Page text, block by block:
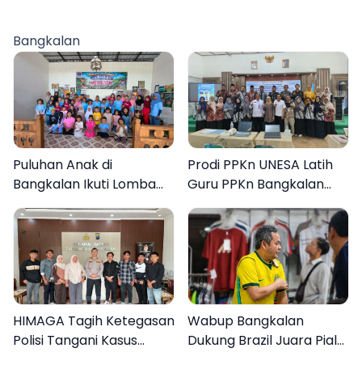
Bangkalan
Puluhan Anak di
Bangkalan Ikuti Lomba
Mewarnai Bertema
Liburan Keluarga
Prodi PPKn UNESA Latih
Guru PPKn Bangkalan
dengan Pembelajaran
Inovasi Teknologi
HIMAGA Tagih Ketegasan
Polisi Tangani Kasus
Wabup Bangkalan
Dukung Brazil Juara Piala